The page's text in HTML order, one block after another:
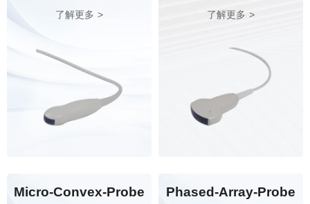
了解更多 了解更多
Micro-Convex-Probe Phased-Array-Probe